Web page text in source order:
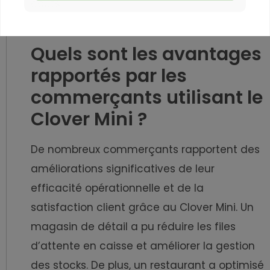
coûts.
Quels sont les avantages
rapportés par les
commerçants utilisant le
Clover Mini ?
De nombreux commerçants rapportent des
améliorations significatives de leur
efficacité opérationnelle et de la
satisfaction client grâce au Clover Mini. Un
magasin de détail a pu réduire les files
d’attente en caisse et améliorer la gestion
des stocks. De plus, un restaurant a optimisé